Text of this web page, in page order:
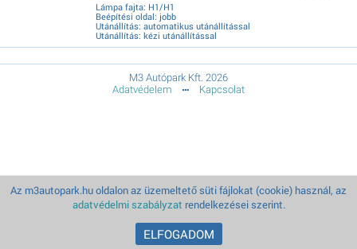
Lámpa fajta: H1/H1
Beépítési oldal: jobb
Utánállítás: automatikus utánállítással
Utánállítás: kézi utánállítással
Fényerősség: 17,5
További Ford alkatrészek is rendelhetők akár
házhozszállítással is.
M3 Autópark Kft. 2026
Adatvédelem
Kapcsolat
Az m3autopark.hu oldalon az üzemeltető süti fájlokat (cookie) használ, az
adatvédelmi szabályzat rendelkezései szerint.
ELFOGADOM